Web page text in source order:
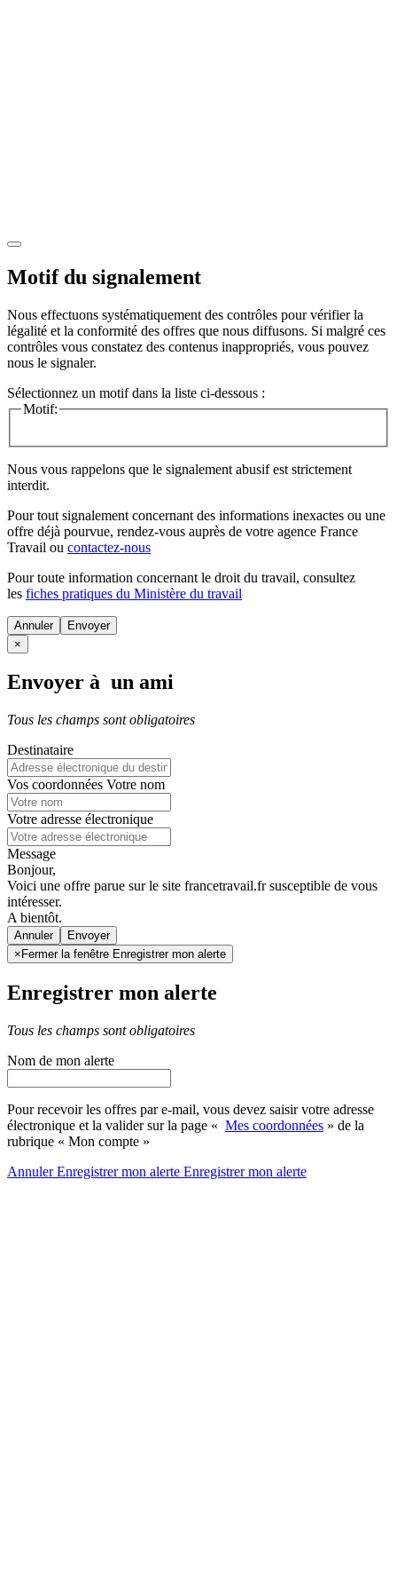
Motif du signalement
Nous effectuons systématiquement des contrôles pour vérifier la
légalité et la conformité des offres que nous diffusons. Si malgré ces
contrôles vous constatez des contenus inappropriés, vous pouvez
nous le signaler.
Sélectionnez un motif dans la liste ci-dessous :
Motif:
Nous vous rappelons que le signalement abusif est strictement
interdit.
Pour tout signalement concernant des informations inexactes ou une
offre déjà pourvue, rendez-vous auprès de votre agence France
Travail ou contactez-nous
Pour toute information concernant le droit du travail, consultez
les fiches pratiques du Ministère du travail
Annuler
×
Envoyer à un ami
Tous les champs sont obligatoires
Destinataire
Vos coordonnées Votre nom
Votre adresse électronique
Message
Bonjour,
Voici une offre parue sur le site francetravail.fr susceptible de vous
intéresser.
A bientôt.
Annuler
× Fermer la fenêtre Enregistrer mon alerte
Enregistrer mon alerte
Tous les champs sont obligatoires
Nom de mon alerte
Pour recevoir les offres par e-mail, vous devez saisir votre adresse
électronique et la valider sur la page « Mes coordonnées » de la
rubrique « Mon compte »
AnnulerEnregistrer mon alerte Enregistrermon alerte